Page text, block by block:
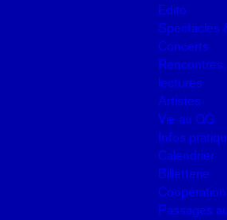
Edito
Spectacles
Concerts
lectures
Artistes
Vie au QG
Infos
Calendrier
Billetterie
Coopération
Passages